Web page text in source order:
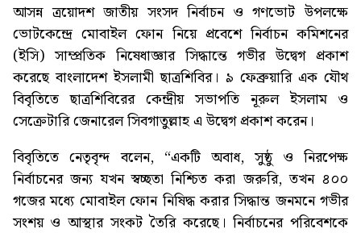
আসন্ন ত্রয়োদশ জাতীয় সংসদ নির্বাচন ও গণভোট উপলক্ষে
ভোটকেন্দ্রে মোবাইল ফোন নিয়ে প্রবেশে নির্বাচন কমিশনের
(ইসি) সাম্প্রতিক নিষেধাজ্ঞার সিদ্ধান্তে গভীর উদ্বেগ প্রকাশ
করেছে বাংলাদেশ ইসলামী ছাত্রশিবির। ৯ ফেব্রুয়ারি এক যৌথ
বিবৃতিতে ছাত্রশিবিরের কেন্দ্রীয় সভাপতি নূরুল ইসলাম ও
সেক্রেটারি জেনারেল সিবগাতুল্লাহ এ উদ্বেগ প্রকাশ করেন।
বিবৃতিতে নেতৃবৃন্দ বলেন, “একটি অবাধ, সুষ্ঠু ও নিরপেক্ষ
নির্বাচনের জন্য যখন স্বচ্ছতা নিশ্চিত করা জরুরি, তখন ৪০০
গজের মধ্যে মোবাইল ফোন নিষিদ্ধ করার সিদ্ধান্ত জনমনে গভীর
সংশয় ও আস্থার সংকট তৈরি করেছে। নির্বাচনের পরিবেশকে